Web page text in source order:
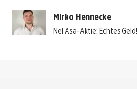
Mirko Hennecke
Nel Asa-Aktie: Echtes Geld!